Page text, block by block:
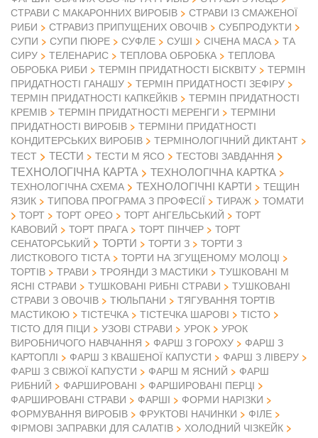
СТРАВИ С МАКАРОННИХ ВИРОБІВ
СТРАВИ ІЗ СМАЖЕНОЇ
РИБИ
СТРАВИЗ ПРИПУЩЕНИХ ОВОЧІВ
СУБПРОДУКТИ
СУПИ
СУПИ ПЮРЕ СУФЛЕ СУШІ СІЧЕНА МАСА
ТА
СИРУ
ТЕЛЕНАРИС ТЕПЛОВА ОБРОБКА
ТЕПЛОВА
ОБРОБКА РИБИ
ТЕРМІН ПРИДАТНОСТІ БІСКВІТУ
ТЕРМІН
ПРИДАТНОСТІ ГАНАШУ
ТЕРМІН ПРИДАТНОСТІ ЗЕФІРУ
ТЕРМІН ПРИДАТНОСТІ КАПКЕЙКІВ
ТЕРМІН ПРИДАТНОСТІ
КРЕМІВ
ТЕРМІН ПРИДАТНОСТІ МЕРЕНГИ
ТЕРМІНИ
ПРИДАТНОСТІ ВИРОБІВ
ТЕРМІНИ ПРИДАТНОСТІ
КОНДИТЕРСЬКИХ ВИРОБІВ
ТЕРМІНОЛОГІЧНИЙ ДИКТАНТ
ТЕСТ
ТЕСТИ ТЕСТИ М ЯСО ТЕСТОВІ ЗАВДАННЯ
ТЕХНОЛОГІЧНА КАРТА ТЕХНОЛОГІЧНА КАРТКА
ТЕХНОЛОГІЧНА СХЕМА ТЕХНОЛОГІЧНІ КАРТИ
ТЕЩИН
ЯЗИК
ТИПОВА ПРОГРАМА З ПРОФЕСІЇ ТИРАЖ ТОМАТИ
ТОРТ ТОРТ ОРЕО ТОРТ АНГЕЛЬСЬКИЙ
ТОРТ
КАВОВИЙ
ТОРТ ПРАГА ТОРТ ПІНЧЕР
ТОРТ
СЕНАТОРСЬКИЙ
ТОРТИ ТОРТИ З
ТОРТИ З
ЛИСТКОВОГО ТІСТА
ТОРТИ НА ЗГУЩЕНОМУ МОЛОЦІ
ТОРТІВ
ТРАВИ ТРОЯНДИ З МАСТИКИ
ТУШКОВАНІ М
ЯСНІ СТРАВИ
ТУШКОВАНІ РИБНІ СТРАВИ
ТУШКОВАНІ
СТРАВИ З ОВОЧІВ
ТЮЛЬПАНИ
ТЯГУВАННЯ ТОРТІВ
МАСТИКОЮ
ТІСТЕЧКА ТІСТЕЧКА ШАРОВІ
ТІСТО
ТІСТО ДЛЯ ПІЦИ
УЗОВІ СТРАВИ УРОК
УРОК
ВИРОБНИЧОГО НАВЧАННЯ
ФАРШ З ГОРОХУ
ФАРШ З
КАРТОПЛІ
ФАРШ З КВАШЕНОЇ КАПУСТИ
ФАРШ З ЛІВЕРУ
ФАРШ З СВІЖОЇ КАПУСТИ
ФАРШ М ЯСНИЙ
ФАРШ
РИБНИЙ
ФАРШИРОВАНІ
ФАРШИРОВАНІ ПЕРЦІ
ФАРШИРОВАНІ СТРАВИ
ФАРШІ
ФОРМИ НАРІЗКИ
ФОРМУВАННЯ ВИРОБІВ
ФРУКТОВІ НАЧИНКИ
ФІЛЕ
ФІРМОВІ ЗАПРАВКИ ДЛЯ САЛАТІВ
ХОЛОДНИЙ ЧІЗКЕЙК